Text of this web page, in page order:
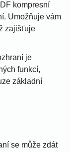
kompresní
Umožňuje vám
zajišťuje
je
funkcí,
základní
se může zdát